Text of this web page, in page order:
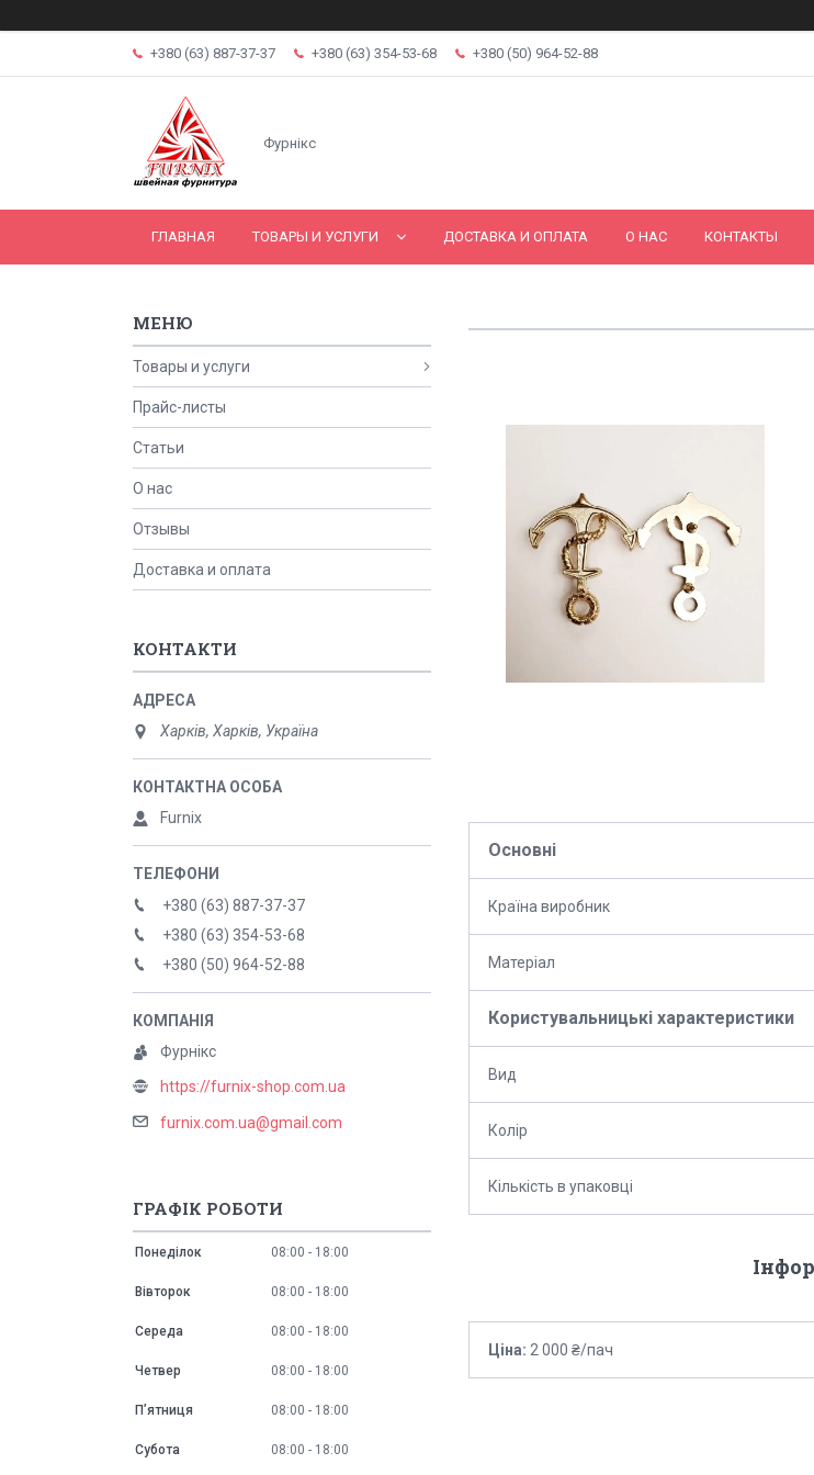
+380 (63) 887-37-37 +380 (63) 354-53-68 +380 (50) 964-52-88
Фурнікс
ГЛАВНАЯ ТОВАРЫ И УСЛУГИ ДОСТАВКА И ОПЛАТА О НАС КОНТАКТЫ
Основні
Країна виробник
Матеріал
Користувальницькі характеристики
Вид
Колір
Кількість в упаковці
Ціна: 2 000 ₴/пач
Товары и услуги
Прайс-листы
Статьи
О нас
Отзывы
Доставка и оплата
КОНТАКТИ
Харків, Харків, Україна
Furnix
+380 (63) 887-37-37
+380 (63) 354-53-68
+380 (50) 964-52-88
Фурнікс
https://furnix-shop.com.ua
furnix.com.ua@gmail.com
ГРАФІК РОБОТИ
Понеділок 08:00 18:00
Вівторок 08:00 18:00
Середа 08:00 18:00
Четвер 08:00 18:00
Пʼятниця 08:00 18:00
Субота 08:00 18:00